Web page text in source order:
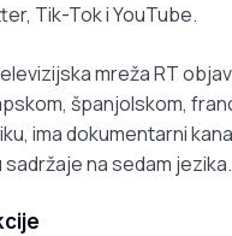
Tik-Tok i YouTube.
mreža RT
španjolskom,
ima dokumentarni
na sedam jezika.